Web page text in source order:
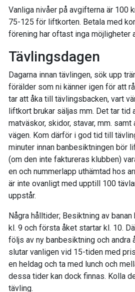
Vanliga nivåer på avgifterna är 100
75-125 för liftkorten. Betala med
förening har oftast inga möjligheter
Tävlingsdagen
Dagarna innan tävlingen, sök upp
förälder som ni känner igen för att
tar att åka till tävlingsbacken, vart
liftkort brukar säljas mm. Det tar tid
matväskor, skidor, stavar, mm.
vägen. Kom därför i god tid till
minuter innan banbesiktningen bör
(om den inte faktureras klubben)
en och nummerlapp uthämtad hos
är inte ovanligt med upptill 100
uppstår.
Några hålltider; Besiktning av
kl. 9 och första åket startar kl. 10.
följs av ny banbesiktning och andra
slutar vanligen vid 15-tiden med
en heldag och ta med lunch och
dessa tider kan dock finnas. Kolla
tävling.